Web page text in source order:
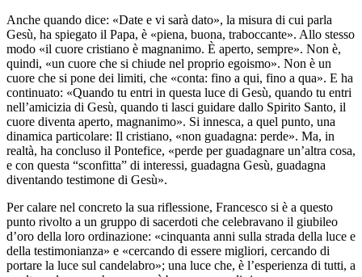
Anche quando dice: «Date e vi sarà dato», la misura di cui parla
Gesù, ha spiegato il Papa, è «piena, buona, traboccante». Allo stesso
modo «il cuore cristiano è magnanimo. È aperto, sempre». Non è,
quindi, «un cuore che si chiude nel proprio egoismo». Non è un
cuore che si pone dei limiti, che «conta: fino a qui, fino a qua». E ha
continuato: «Quando tu entri in questa luce di Gesù, quando tu entri
nell’amicizia di Gesù, quando ti lasci guidare dallo Spirito Santo, il
cuore diventa aperto, magnanimo». Si innesca, a quel punto, una
dinamica particolare: Il cristiano, «non guadagna: perde». Ma, in
realtà, ha concluso il Pontefice, «perde per guadagnare un’altra cosa,
e con questa “sconfitta” di interessi, guadagna Gesù, guadagna
diventando testimone di Gesù».
Per calare nel concreto la sua riflessione, Francesco si è a questo
punto rivolto a un gruppo di sacerdoti che celebravano il giubileo
d’oro della loro ordinazione: «cinquanta anni sulla strada della luce e
della testimonianza» e «cercando di essere migliori, cercando di
portare la luce sul candelabro»; una luce che, è l’esperienza di tutti, a